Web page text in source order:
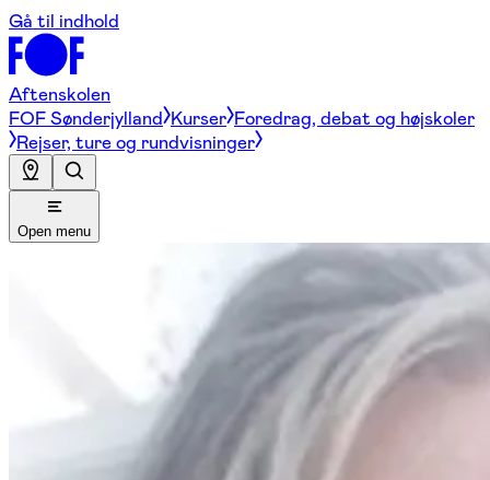
Gå til indhold
Aftenskolen
FOF Sønderjylland Kurser Foredrag, debat og højskoler
Rejser, ture og rundvisninger
Open menu